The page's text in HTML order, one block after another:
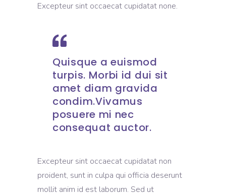
Excepteur sint occaecat cupidatat none.
Quisque a euismod
turpis. Morbi id dui sit
amet diam gravida
condim.Vivamus
posuere mi nec
consequat auctor.
Excepteur sint occaecat cupidatat non
proident, sunt in culpa qui officia deserunt
mollit anim id est laborum. Sed ut